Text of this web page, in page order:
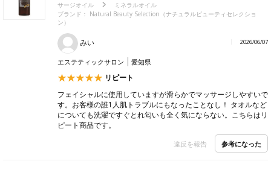
サージオイル
ミネラルオイル
ブランド： Natural Beauty Selection（ナチュラルビューティセレクショ
ン）
みい 2026/06/07
エステティックサロン 愛知県
リピート
フェイシャルに使用していますが滑らかでマッサージしやすいで
す。お客様の誰1人肌トラブルにもなったことなし！ タオルなど
についても洗濯ですぐとれ匂いも全く気にならない。こちらはリ
ピート商品です。
違反を報告 参考になった